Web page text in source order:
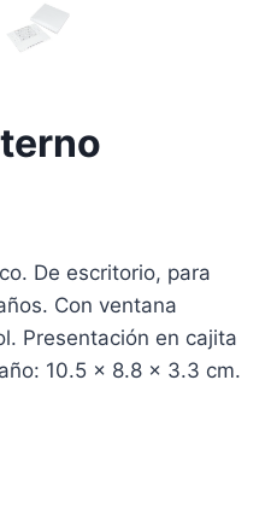
De escritorio, para
Con ventana
Presentación en cajita
10.5 x 8.8 x 3.3 cm.